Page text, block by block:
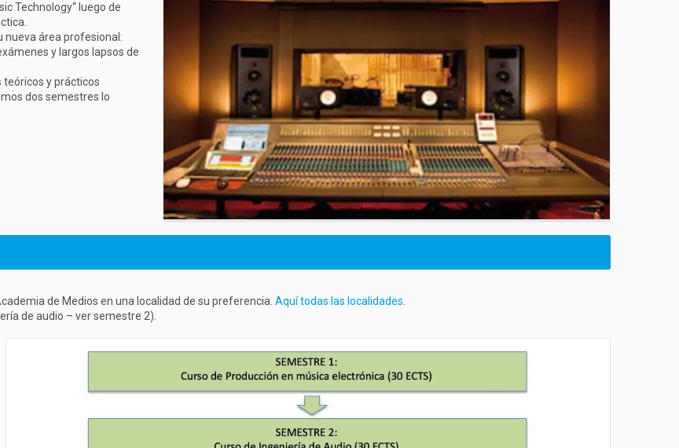
Technology“ luego de
área profesional:
y largos lapsos de
y prácticos
dos semestres lo
de Medios en una localidad de su preferencia. Aquí todas las localidades
de audio – ver semestre 2).